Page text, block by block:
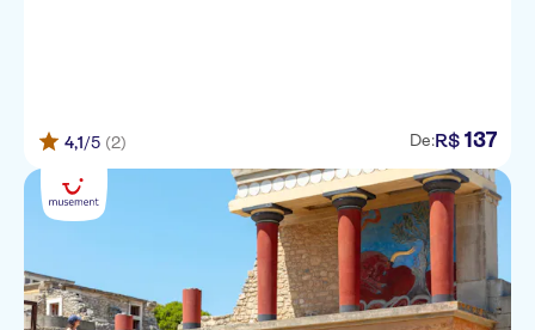
Nancy Hersonisso
Evelin Apartments
CHC IMPERIAL PALACE
Matheo Villas & Suites Mallia
Village Panorama
4,1/5 (2) De:R$ 137